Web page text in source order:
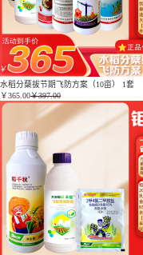
水稻分蘖拔节期飞防方案（10亩） 1套
￥365.00￥397.00